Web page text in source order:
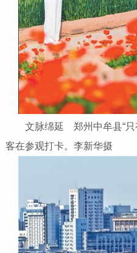
文脉绵延 郑州中牟县“只
客在参观打卡。李新华摄